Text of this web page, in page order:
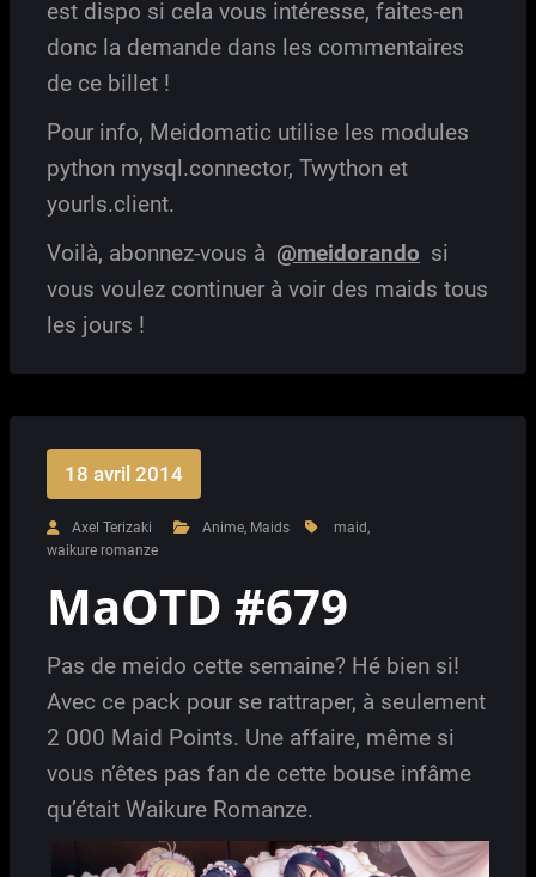
est dispo si cela vous intéresse, faites-en
donc la demande dans les commentaires
de ce billet !
Pour info, Meidomatic utilise les modules
python mysql.connector, Twython et
yourls.client.
Voilà, abonnez-vous à @meidorando si
vous voulez continuer à voir des maids tous
les jours !
18 avril 2014
Axel Terizaki Anime, Maids maid,
waikure romanze
MaOTD #679
Pas de meido cette semaine? Hé bien si!
Avec ce pack pour se rattraper, à seulement
2 000 Maid Points. Une affaire, même si
vous n’êtes pas fan de cette bouse infâme
qu’était Waikure Romanze.